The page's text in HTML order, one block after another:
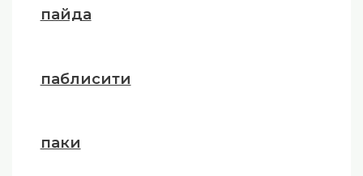
пайда
паблисити
паки